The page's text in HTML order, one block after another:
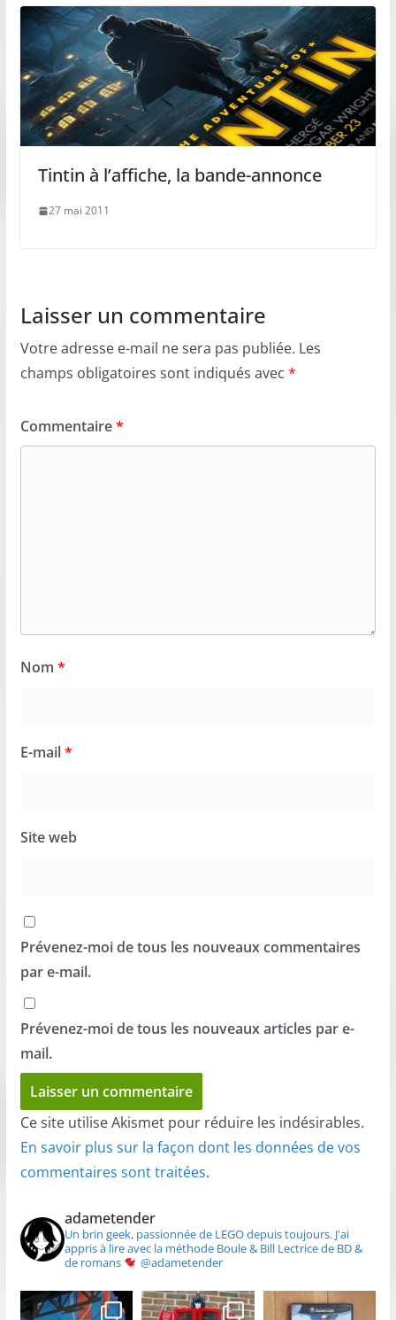
Tintin à l’affiche, la bande-annonce
27 mai 2011
Laisser un commentaire
Votre adresse e-mail ne sera pas publiée. Les
champs obligatoires sont indiqués avec *
Commentaire*
Nom *
E-mail*
Site web
Prévenez-moi de tous les nouveaux commentaires
par e-mail.
Prévenez-moi de tous les nouveaux articles par e-
mail.
Ce site utilise Akismet pour réduire les indésirables.
En savoir plus sur la façon dont les données de vos
commentaires sont traitées.
adametender
Un brin geek, passionnée de LEGO depuis toujours.J'ai
appris à lire avec la méthode Boule & Bill Lectrice de BD &
de romans
@adametender